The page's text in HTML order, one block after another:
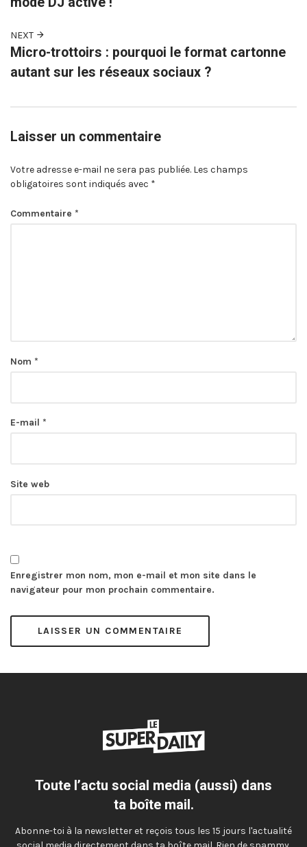
NEXT
Micro-trottoirs : pourquoi le format cartonne
autant sur les réseaux sociaux ?
Laisser un commentaire
Votre adresse e-mail ne sera pas publiée. Les champs
obligatoires sont indiqués avec *
Commentaire *
Nom *
E-mail *
Site web
Enregistrer mon nom, mon e-mail et mon site dans le
navigateur pour mon prochain commentaire.
Toute l’actu social media (aussi) dans
ta boîte mail.
Abonne-toi à la newsletter et reçois tous les 15 jours l'actualité